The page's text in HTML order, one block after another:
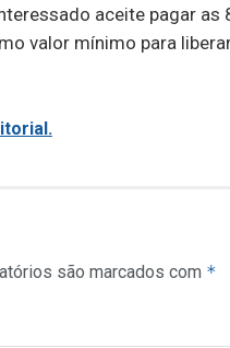
aceite pagar as
valor mínimo para
são marcados com *